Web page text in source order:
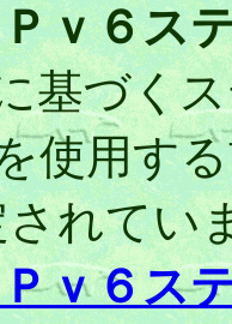
ｖ６ス
基づく
使用す
れてい
ｖ６ス